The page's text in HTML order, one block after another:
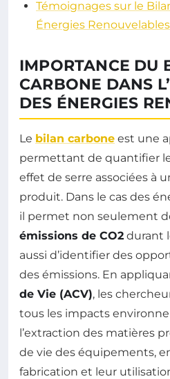
Témoignages sur le
Énergies
IMPORTANCE DU
CARBONE DANS
DES ÉNERGIES
Le bilan carbone est une
permettant de quantifier
effet de serre associées à
produit. Dans le cas des
il permet non seulement
émissions de CO2 durant
aussi d’identifier des
des émissions. En
de Vie (ACV), les
tous les impacts
l’extraction des matières
de vie des équipements,
fabrication et leur